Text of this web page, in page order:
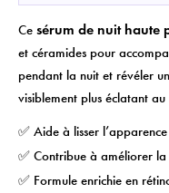
Ce sérum de nuit haute
et céramides pour
pendant la nuit et révéler
visiblement plus éclatant au
✅ Aide à lisser
✅ Contribue à améliorer
✅ Formule enrichie en
add_circle_outline Créer une nouvelle liste
de souhaits.